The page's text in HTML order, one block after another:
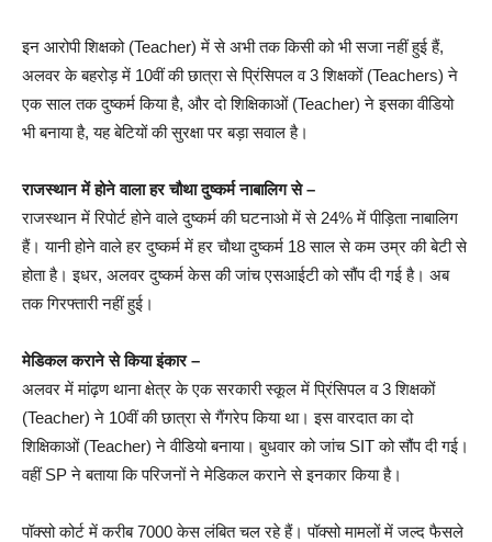
इन आरोपी शिक्षको (Teacher) में से अभी तक किसी को भी सजा नहीं हुई हैं,
अलवर के बहरोड़ में 10वीं की छात्रा से प्रिंसिपल व 3 शिक्षकों (Teachers) ने
एक साल तक दुष्कर्म किया है, और दो शिक्षिकाओं (Teacher) ने इसका वीडियो
भी बनाया है, यह बेटियों की सुरक्षा पर बड़ा सवाल है।
राजस्थान में होने वाला हर चौथा दुष्कर्म नाबालिग से –
राजस्थान में रिपोर्ट होने वाले दुष्कर्म की घटनाओ में से 24% में पीड़िता नाबालिग
हैं। यानी होने वाले हर दुष्कर्म में हर चाैथा दुष्कर्म 18 साल से कम उम्र की बेटी से
होता है। इधर, अलवर दुष्कर्म केस की जांच एसआईटी को सौंप दी गई है। अब
तक गिरफ्तारी नहीं हुई।
मेडिकल कराने से किया इंकार –
अलवर में मांढ़ण थाना क्षेत्र के एक सरकारी स्कूल में प्रिंसिपल व 3 शिक्षकों
(Teacher) ने 10वीं की छात्रा से गैंगरेप किया था। इस वारदात का दो
शिक्षिकाओं (Teacher) ने वीडियो बनाया। बुधवार को जांच SIT को सौंप दी गई।
वहीं SP ने बताया कि परिजनों ने मेडिकल कराने से इनकार किया है।
पॉक्सो कोर्ट में करीब 7000 केस लंबित चल रहे हैं। पॉक्सो मामलों में जल्द फैसले